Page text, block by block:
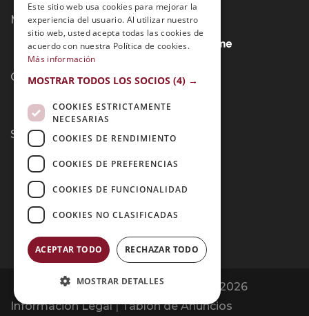
Métodos de Pago:
Contacto:
Síguenos:
Opiniones Grupo Esneca | Copyright 2026
Información Legal|Tablón de Anuncios
Este sitio web usa cookies para mejorar la
experiencia del usuario. Al utilizar nuestro
sitio web, usted acepta todas las cookies de
acuerdo con nuestra Política de cookies.
Más información
MOSTRAR TODOS LOS SOCIOS (4) →
COOKIES ESTRICTAMENTE
NECESARIAS
COOKIES DE RENDIMIENTO
COOKIES DE PREFERENCIAS
COOKIES DE FUNCIONALIDAD
COOKIES NO CLASIFICADAS
ACEPTAR TODO RECHAZAR TODO
MOSTRAR DETALLES